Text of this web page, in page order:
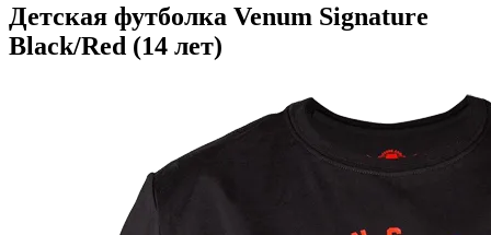
Детская футболка Venum Signature
Black/Red (14 лет)